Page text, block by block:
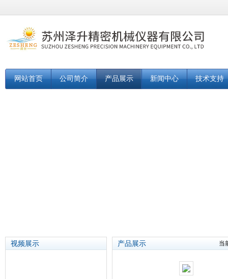
网站首页 公司简介 产品展示 新闻中心 技术支持
视频展示 产品展示 当